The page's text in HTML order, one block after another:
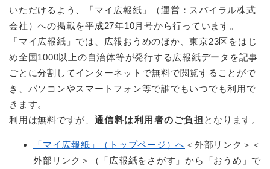
いただけるよう、「マイ広報紙」（運営：スパイラル株式
会社）への掲載を平成27年10月号から行っています。
「マイ広報紙」では、広報おうめのほか、東京23区をはじ
め全国1000以上の自治体等が発行する広報紙データを記事
ごとに分割してインターネットで無料で閲覧することがで
き、パソコンやスマートフォン等で誰でもいつでも利用で
きます。
利用は無料ですが、 通信料は利用者のご負担 となります。
「マイ広報紙」（トップページ）へ ＜外部リンク＞ ＜
外部リンク＞（「広報紙をさがす」から「おうめ」で